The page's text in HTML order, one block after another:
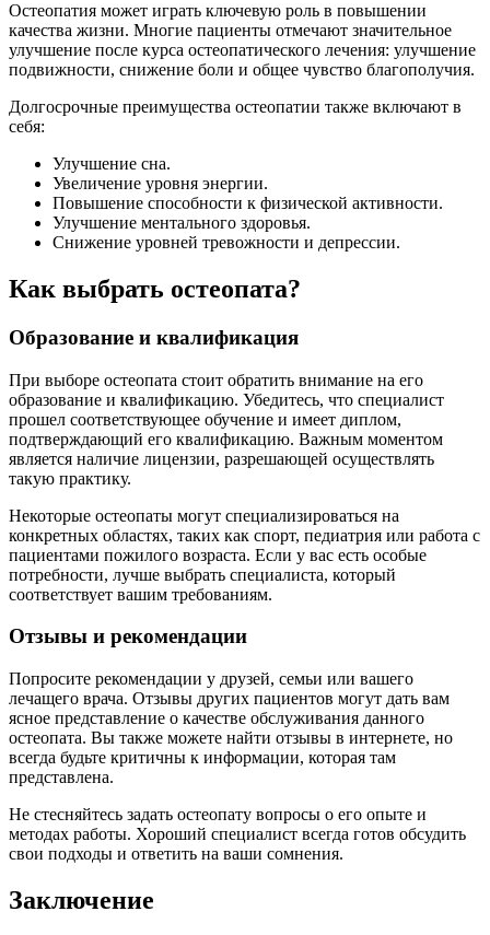
Остеопатия может играть ключевую роль в повышении
качества жизни. Многие пациенты отмечают значительное
улучшение после курса остеопатического лечения: улучшение
подвижности, снижение боли и общее чувство благополучия.
Долгосрочные преимущества остеопатии также включают в
себя:
Улучшение сна.
Увеличение уровня энергии.
Повышение способности к физической активности.
Улучшение ментального здоровья.
Снижение уровней тревожности и депрессии.
Как выбрать остеопата?
Образование и квалификация
При выборе остеопата стоит обратить внимание на его
образование и квалификацию. Убедитесь, что специалист
прошел соответствующее обучение и имеет диплом,
подтверждающий его квалификацию. Важным моментом
является наличие лицензии, разрешающей осуществлять
такую практику.
Некоторые остеопаты могут специализироваться на
конкретных областях, таких как спорт, педиатрия или работа с
пациентами пожилого возраста. Если у вас есть особые
потребности, лучше выбрать специалиста, который
соответствует вашим требованиям.
Отзывы и рекомендации
Попросите рекомендации у друзей, семьи или вашего
лечащего врача. Отзывы других пациентов могут дать вам
ясное представление о качестве обслуживания данного
остеопата. Вы также можете найти отзывы в интернете, но
всегда будьте критичны к информации, которая там
представлена.
Не стесняйтесь задать остеопату вопросы о его опыте и
методах работы. Хороший специалист всегда готов обсудить
свои подходы и ответить на ваши сомнения.
Заключение